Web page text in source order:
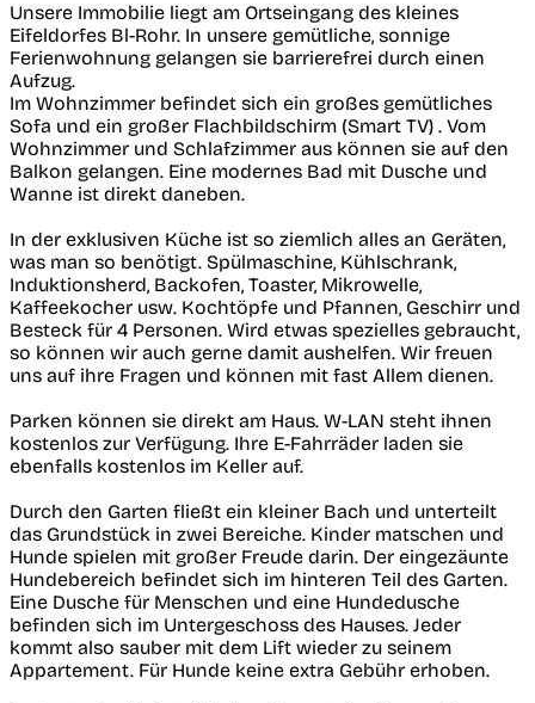
Unsere Immobilie liegt am Ortseingang des kleines
Eifeldorfes Bl-Rohr. In unsere gemütliche, sonnige
Ferienwohnung gelangen sie barrierefrei durch einen
Aufzug.
Im Wohnzimmer befindet sich ein großes gemütliches
Sofa und ein großer Flachbildschirm (Smart TV) . Vom
Wohnzimmer und Schlafzimmer aus können sie auf den
Balkon gelangen. Eine modernes Bad mit Dusche und
Wanne ist direkt daneben.
In der exklusiven Küche ist so ziemlich alles an Geräten,
was man so benötigt. Spülmaschine, Kühlschrank,
Induktionsherd, Backofen, Toaster, Mikrowelle,
Kaffeekocher usw. Kochtöpfe und Pfannen, Geschirr und
Besteck für 4 Personen. Wird etwas spezielles gebraucht,
so können wir auch gerne damit aushelfen. Wir freuen
uns auf ihre Fragen und können mit fast Allem dienen.
Parken können sie direkt am Haus. W-LAN steht ihnen
kostenlos zur Verfügung. Ihre E-Fahrräder laden sie
ebenfalls kostenlos im Keller auf.
Durch den Garten fließt ein kleiner Bach und unterteilt
das Grundstück in zwei Bereiche. Kinder matschen und
Hunde spielen mit großer Freude darin. Der eingezäunte
Hundebereich befindet sich im hinteren Teil des Garten.
Eine Dusche für Menschen und eine Hundedusche
befinden sich im Untergeschoss des Hauses. Jeder
kommt also sauber mit dem Lift wieder zu seinem
Appartement. Für Hunde keine extra Gebühr erhoben.